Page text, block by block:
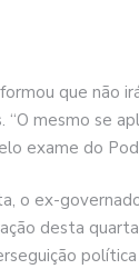
que não
“O mesmo se
exame do
o ex-
desta